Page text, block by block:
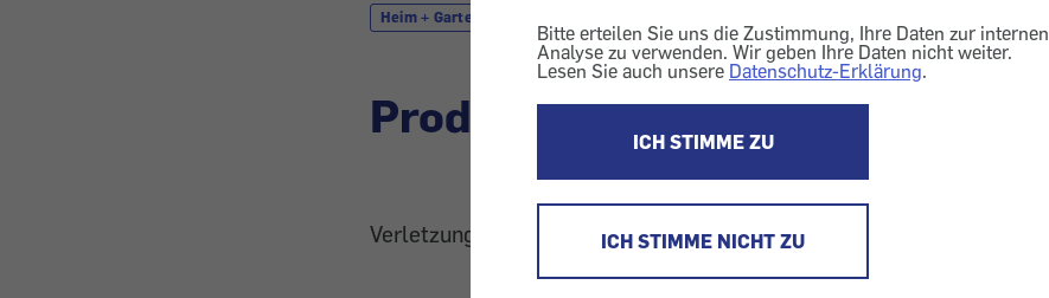
Bitte erteilen Sie uns die Zustimmung, Ihre Daten zur internen
Analyse zu verwenden. Wir geben Ihre Daten nicht weiter.
Lesen Sie auch unsere Datenschutz-Erklärung.
ICH STIMME ZU
ICH STIMME NICHT ZU
Heim + Garten
Produktwarnung
Verletzungsgefahr